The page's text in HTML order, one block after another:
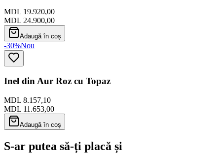
MDL 19.920,00
MDL 24.900,00
Adaugă în coș
-30%Nou
Inel din Aur Roz cu Topaz
MDL 8.157,10
MDL 11.653,00
Adaugă în coș
S-ar putea să-ți placă și